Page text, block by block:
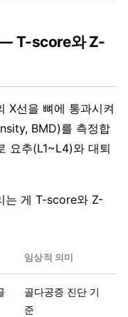
— T-score와 Z-
X선을 뼈에 통과시켜
BMD)를 측정합
요추(L1~L4)와 대퇴
는 게 T-score와 Z-
임상적 의미
골다공증 진단 기
준